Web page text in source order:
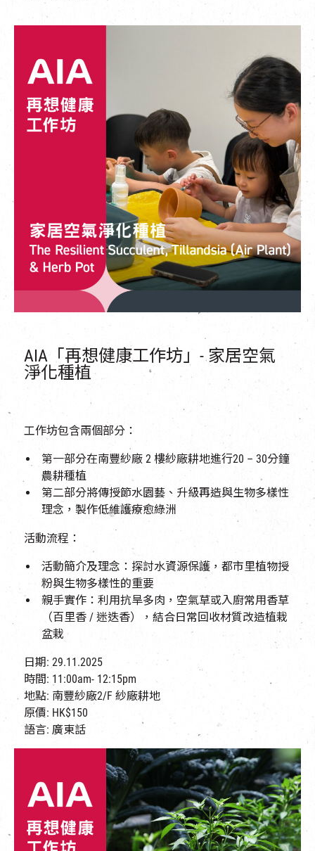
AIA「再想健康工作坊」- 家居空氣
淨化種植
工作坊包含兩個部分：
第一部分在南豐紗廠 2 樓紗廠耕地進行20 – 30分鐘
農耕種植
第二部分將傳授節水園藝、升級再造與生物多樣性
理念，製作低維護療愈綠洲
活動流程：
活動簡介及理念：探討水資源保護，都市里植物授
粉與生物多樣性的重要
親手實作：利用抗旱多肉，空氣草或入廚常用香草
（百里香 / 迷迭香），結合日常回收材質改造植栽
盆栽
日期: 29.11.2025
時間: 11:00am- 12:15pm
地點: 南豐紗廠2/F 紗廠耕地​
原價: HK$150
語言: 廣東話